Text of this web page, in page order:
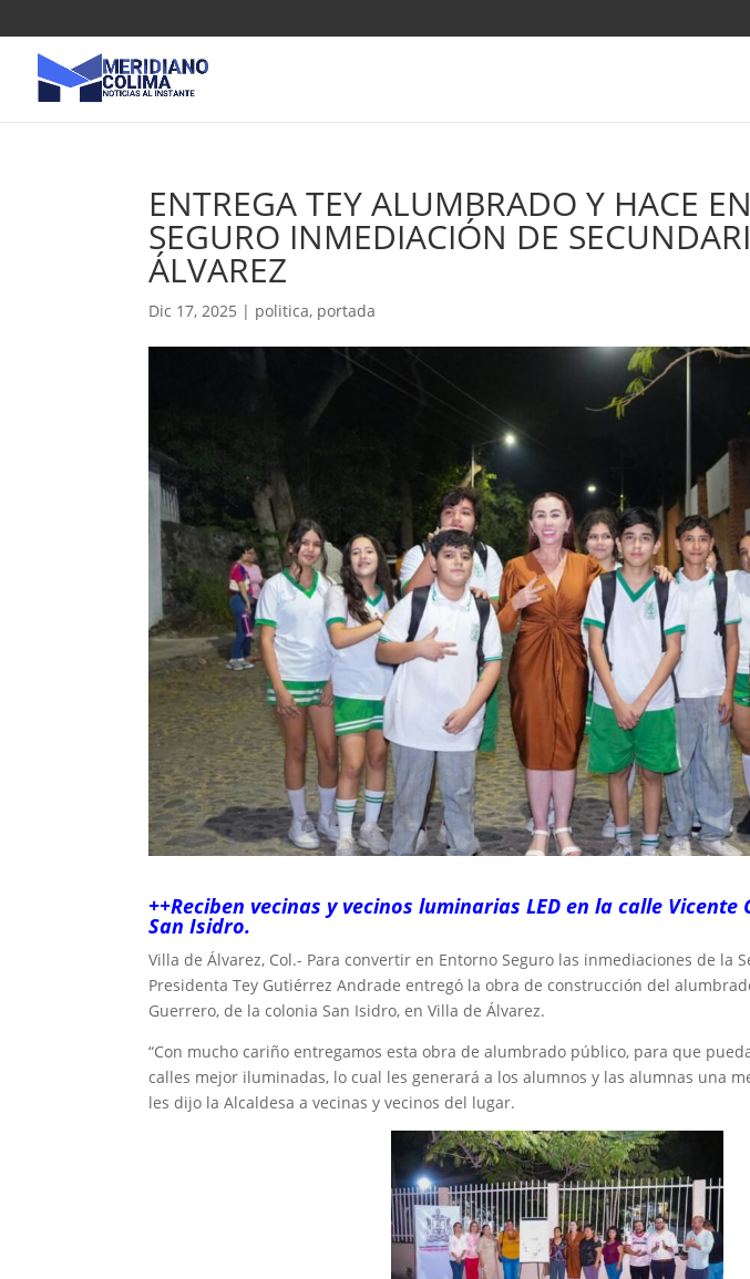
ENTREGA TEY ALUMBRADO Y HACE
SEGURO INMEDIACIÓN DE
ÁLVAREZ
Dic 17, 2025 | politica, portada
++Reciben vecinas y vecinos luminarias LED en la calle
San Isidro.
Villa de Álvarez, Col.- Para convertir en Entorno Seguro las inmediaciones de la
Presidenta Tey Gutiérrez Andrade entregó la obra de construcción del
Guerrero, de la colonia San Isidro, en Villa de Álvarez.
“Con mucho cariño entregamos esta obra de alumbrado público, para que
calles mejor iluminadas, lo cual les generará a los alumnos y las alumnas una
les dijo la Alcaldesa a vecinas y vecinos del lugar.